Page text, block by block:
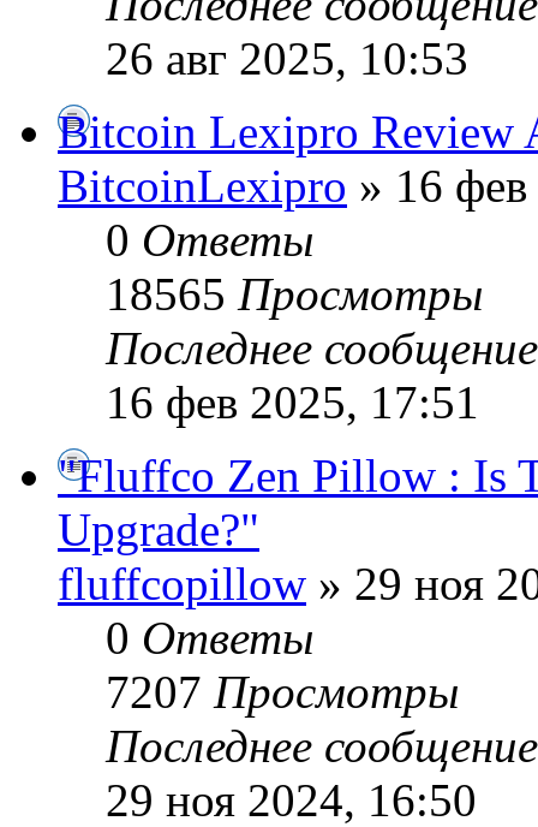
26 авг 2025, 10:53
Bitcoin Lexipro Review
BitcoinLexipro » 16
0 Ответы
18565 Просмотры
Последнее
16 фев 2025, 17:51
"Fluffco Zen Pillow : Is
Upgrade?"
fluffcopillow » 29 ноя
0 Ответы
7207 Просмотры
Последнее
29 ноя 2024, 16:50